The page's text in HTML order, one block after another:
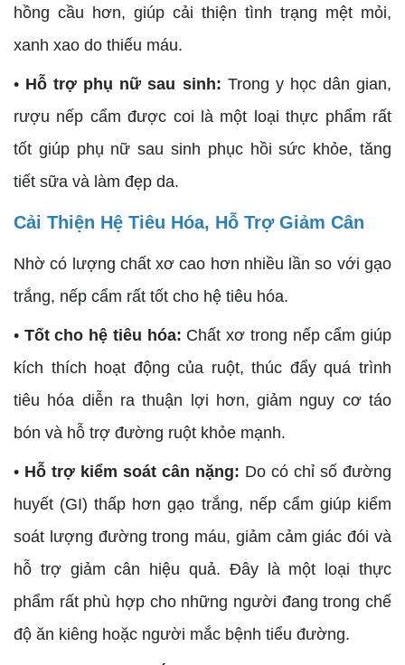
hồng cầu hơn, giúp cải thiện tình trạng mệt mỏi,
xanh xao do thiếu máu.
• Hỗ trợ phụ nữ sau sinh: Trong y học dân gian,
rượu nếp cẩm được coi là một loại thực phẩm rất
tốt giúp phụ nữ sau sinh phục hồi sức khỏe, tăng
tiết sữa và làm đẹp da.
Cải Thiện Hệ Tiêu Hóa, Hỗ Trợ Giảm Cân
Nhờ có lượng chất xơ cao hơn nhiều lần so với gạo
trắng, nếp cẩm rất tốt cho hệ tiêu hóa.
• Tốt cho hệ tiêu hóa: Chất xơ trong nếp cẩm giúp
kích thích hoạt động của ruột, thúc đẩy quá trình
tiêu hóa diễn ra thuận lợi hơn, giảm nguy cơ táo
bón và hỗ trợ đường ruột khỏe mạnh.
• Hỗ trợ kiểm soát cân nặng: Do có chỉ số đường
huyết (GI) thấp hơn gạo trắng, nếp cẩm giúp kiểm
soát lượng đường trong máu, giảm cảm giác đói và
hỗ trợ giảm cân hiệu quả. Đây là một loại thực
phẩm rất phù hợp cho những người đang trong chế
độ ăn kiêng hoặc người mắc bệnh tiểu đường.